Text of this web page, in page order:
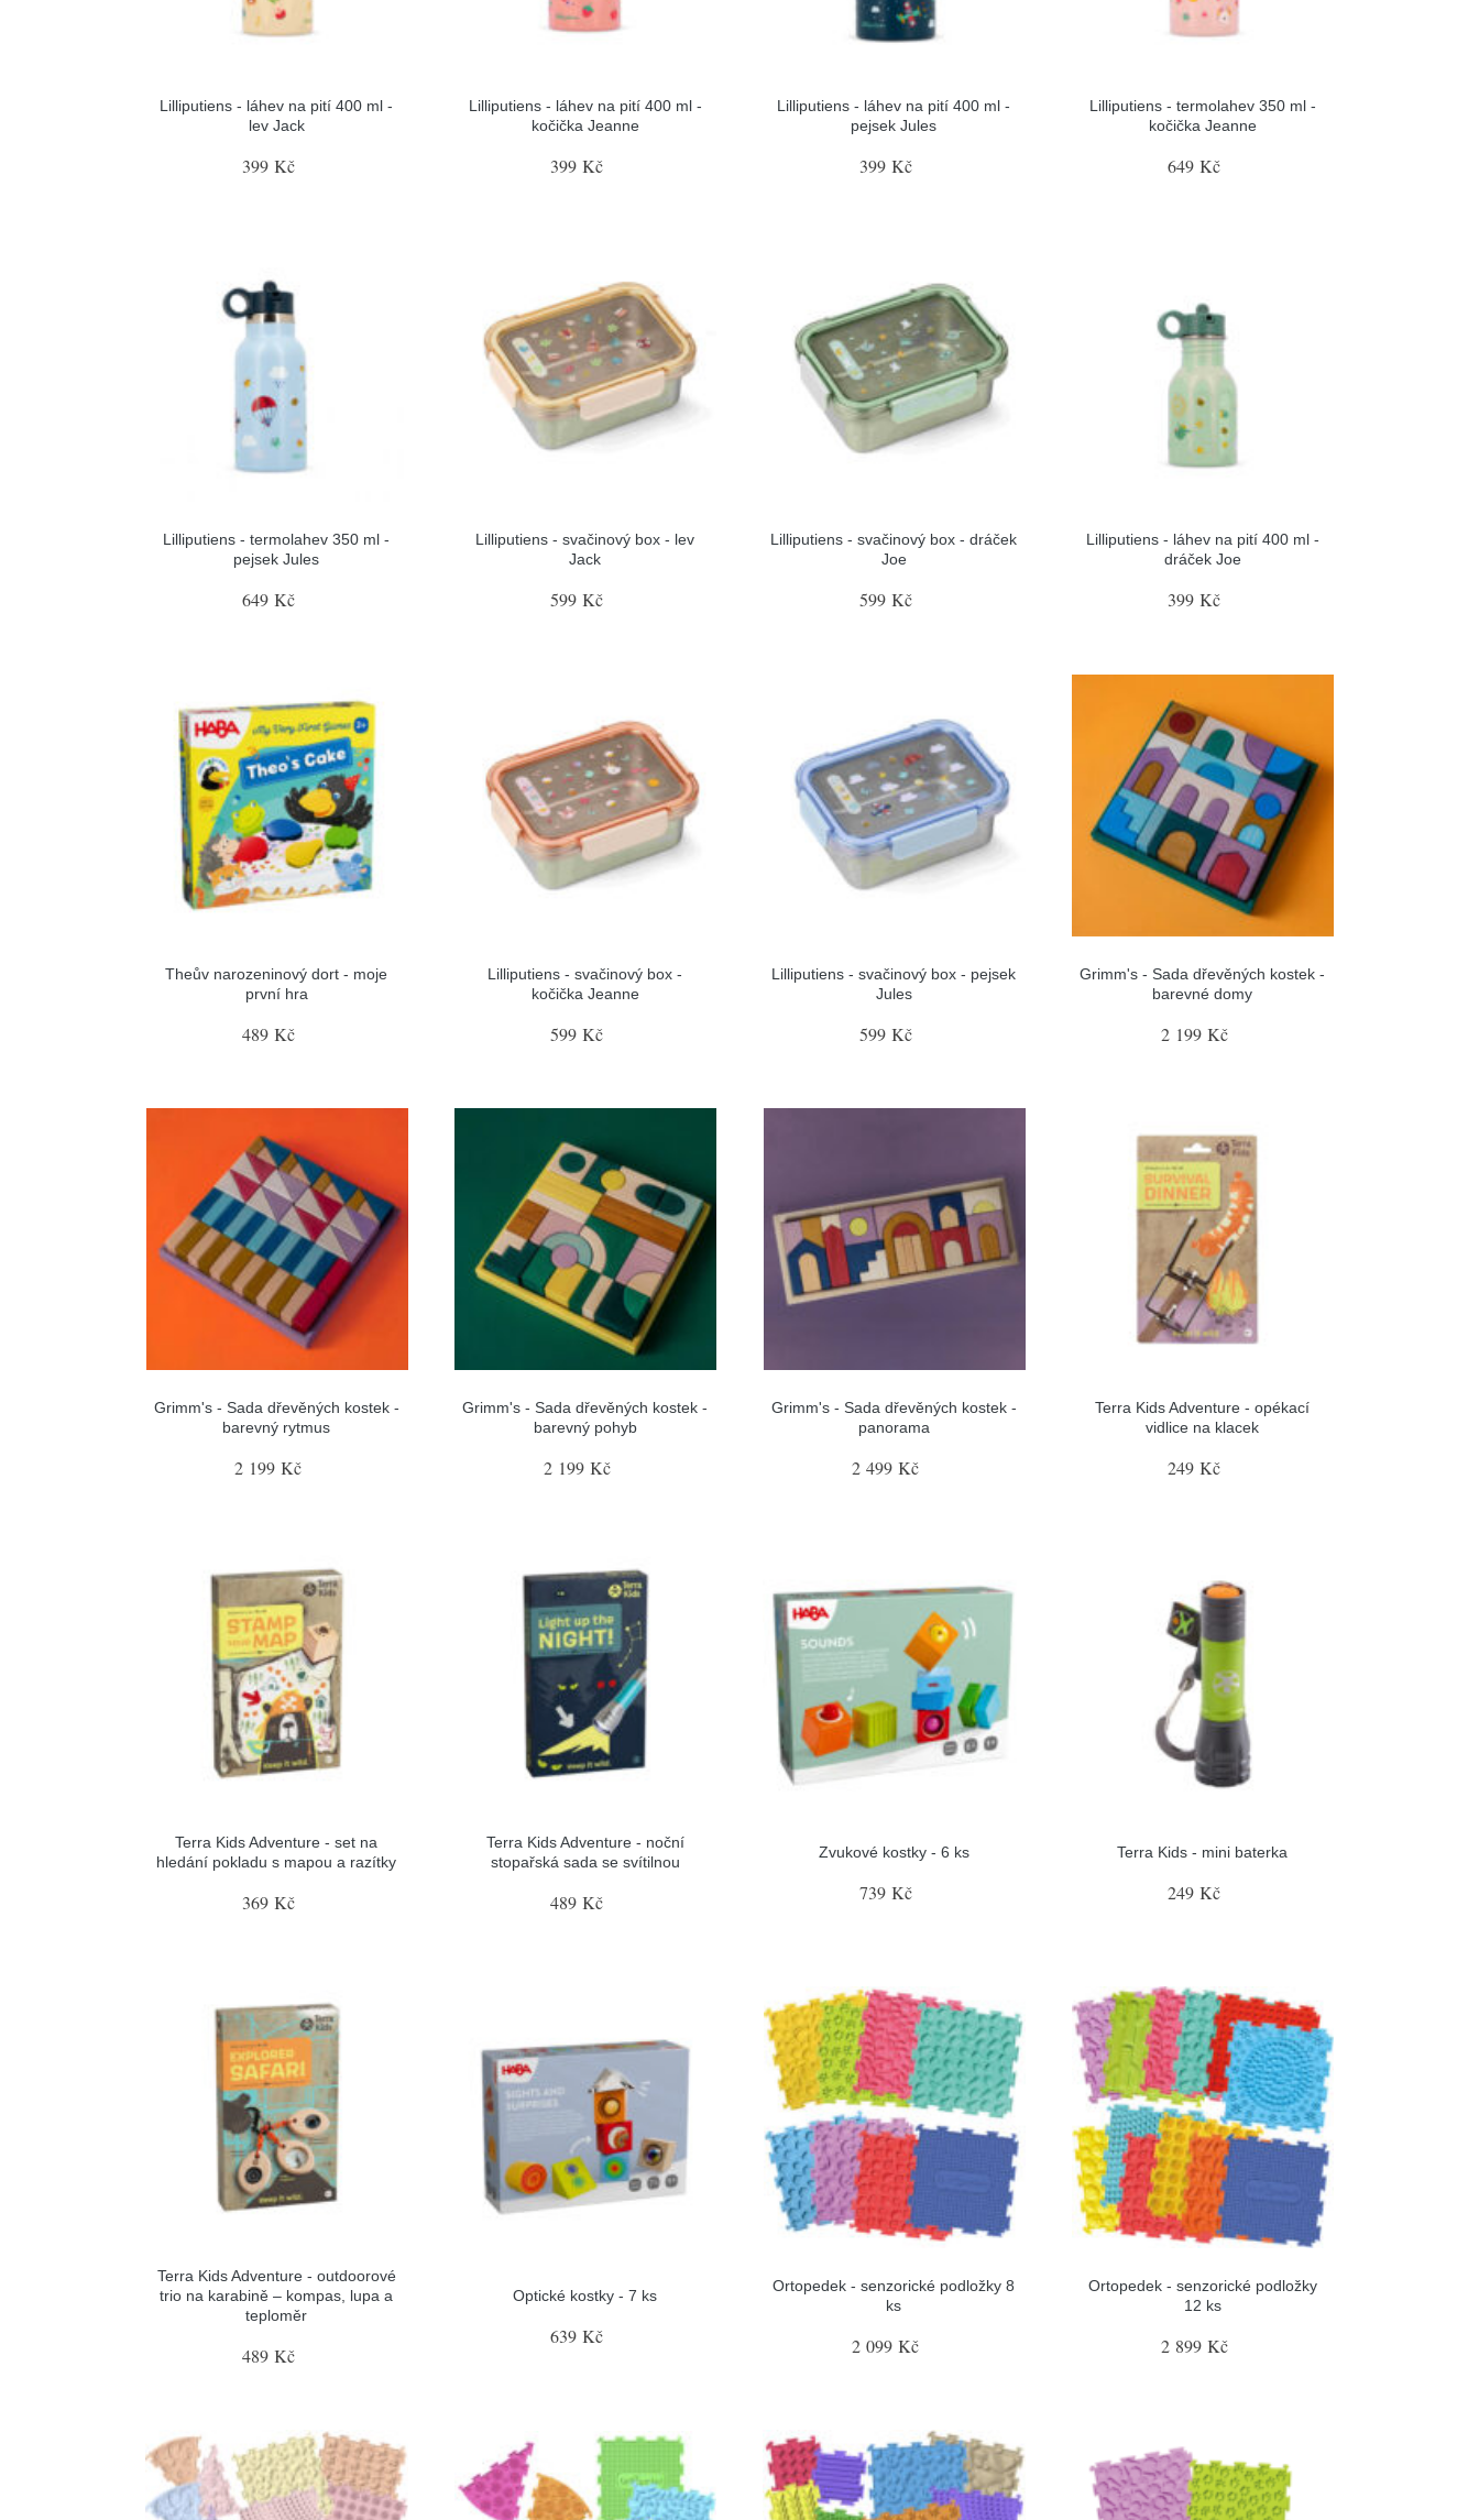
Lilliputiens - láhev na pití 400 ml -
lev Jack
399 Kč
Lilliputiens - láhev na pití 400 ml -
kočička Jeanne
399 Kč
Lilliputiens - láhev na pití 400 ml -
pejsek Jules
399 Kč
Lilliputiens - termolahev 350 ml -
kočička Jeanne
649 Kč
Lilliputiens - termolahev 350 ml -
pejsek Jules
649 Kč
Lilliputiens - svačinový box - lev
Jack
599 Kč
Lilliputiens - svačinový box - dráček
Joe
599 Kč
Lilliputiens - láhev na pití 400 ml -
dráček Joe
399 Kč
Theův narozeninový dort - moje
první hra
489 Kč
Lilliputiens - svačinový box -
kočička Jeanne
599 Kč
Lilliputiens - svačinový box - pejsek
Jules
599 Kč
Grimm's - Sada dřevěných kostek -
barevné domy
2 199 Kč
Grimm's - Sada dřevěných kostek -
barevný rytmus
2 199 Kč
Grimm's - Sada dřevěných kostek -
barevný pohyb
2 199 Kč
Grimm's - Sada dřevěných kostek -
panorama
2 499 Kč
Terra Kids Adventure - opékací
vidlice na klacek
249 Kč
Terra Kids Adventure - set na
hledání pokladu s mapou a razítky
369 Kč
Terra Kids Adventure - noční
stopařská sada se svítilnou
489 Kč
Zvukové kostky - 6 ks
739 Kč
Terra Kids - mini baterka
249 Kč
Terra Kids Adventure - outdoorové
trio na karabině – kompas, lupa a
teploměr
489 Kč
Optické kostky - 7 ks
639 Kč
Ortopedek - senzorické podložky 8
ks
2 099 Kč
Ortopedek - senzorické podložky
12 ks
2 899 Kč